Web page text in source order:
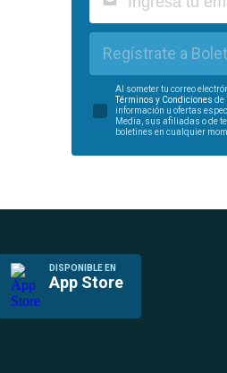
Regístrate a
Al someter tu correo
Términos y Condiciones de
información u ofertas
Media, sus afiliadas o de
boletines en cualquier
DISPONIBLE EN
App Store